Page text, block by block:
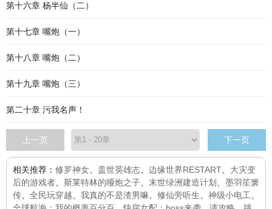
第十六章 杨半仙（二）
第十七章 嘴炮（一）
第十八章 嘴炮（二）
第十九章 嘴炮（三）
第二十章 污我名声！
上一页 下一页
相关推荐： 修罗神女 盖世英雄志 边缘世界RESTART
大灾变
后的游戏者
斯莱特林的哑炮之子 末世绿洲建造计划
墨羽笙箫
传
全民玩穿越 我真的不是渣男嘛 修仙旁听生 神级小电工